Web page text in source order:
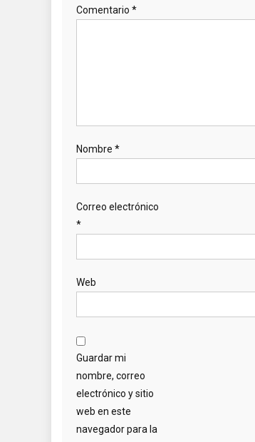
Comentario *
Nombre *
Correo electrónico
*
Web
Guardar mi
nombre, correo
electrónico y sitio
web en este
navegador para la